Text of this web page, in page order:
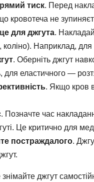
тиск. Перед
кровотеча не
для джгута.
коліно). Наприклад,
. Оберніть джгут
для еластичного —
. Якщо кров
. Позначте час
Це критично для
постраждалого.
джгут